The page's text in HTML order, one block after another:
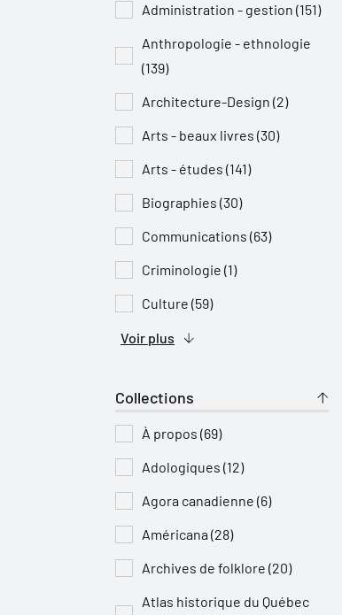
Administration - gestion (151)
Anthropologie - ethnologie
(139)
Architecture-Design (2)
Arts - beaux livres (30)
Arts - études (141)
Biographies (30)
Communications (63)
Criminologie (1)
Culture (59)
Voir plus
Collections
À propos (69)
Adologiques (12)
Agora canadienne (6)
Américana (28)
Archives de folklore (20)
Atlas historique du Québec